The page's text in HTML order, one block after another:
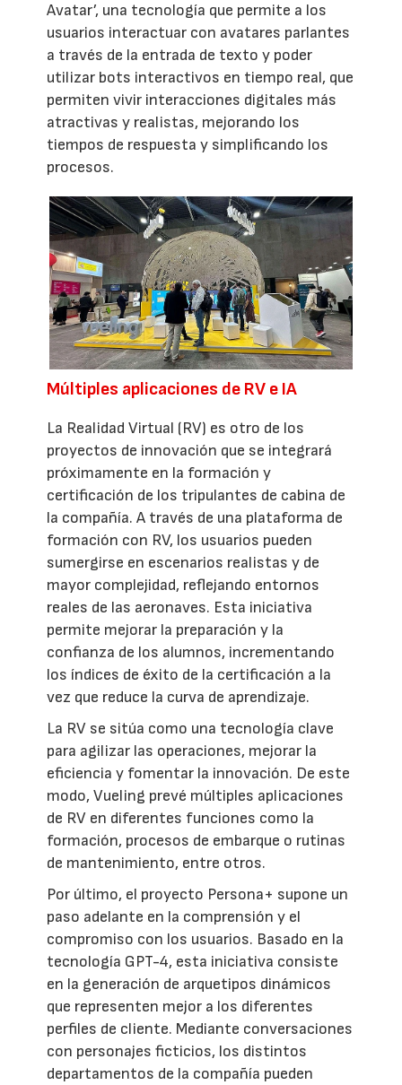
Avatar’, una tecnología que permite a los
usuarios interactuar con avatares parlantes
a través de la entrada de texto y poder
utilizar bots interactivos en tiempo real, que
permiten vivir interacciones digitales más
atractivas y realistas, mejorando los
tiempos de respuesta y simplificando los
procesos.
Múltiples aplicaciones de RV e IA
La Realidad Virtual (RV) es otro de los
proyectos de innovación que se integrará
próximamente en la formación y
certificación de los tripulantes de cabina de
la compañía. A través de una plataforma de
formación con RV, los usuarios pueden
sumergirse en escenarios realistas y de
mayor complejidad, reflejando entornos
reales de las aeronaves. Esta iniciativa
permite mejorar la preparación y la
confianza de los alumnos, incrementando
los índices de éxito de la certificación a la
vez que reduce la curva de aprendizaje.
La RV se sitúa como una tecnología clave
para agilizar las operaciones, mejorar la
eficiencia y fomentar la innovación. De este
modo, Vueling prevé múltiples aplicaciones
de RV en diferentes funciones como la
formación, procesos de embarque o rutinas
de mantenimiento, entre otros.
Por último, el proyecto Persona+ supone un
paso adelante en la comprensión y el
compromiso con los usuarios. Basado en la
tecnología GPT-4, esta iniciativa consiste
en la generación de arquetipos dinámicos
que representen mejor a los diferentes
perfiles de cliente. Mediante conversaciones
con personajes ficticios, los distintos
departamentos de la compañía pueden